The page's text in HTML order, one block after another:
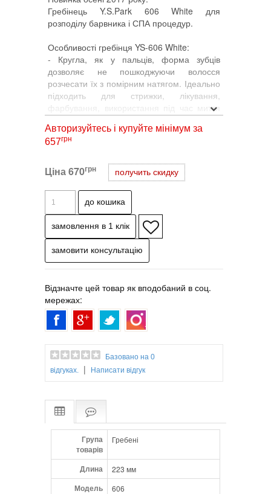
Гребінець Y.S.Park 606 White для
розподілу барвника і СПА процедур.
Особливості гребінця YS-606 White:
- Кругла, як у пальців, форма зубців
дозволяє не пошкоджуючи волосся
розчесати їх з помірним натягом. Ідеально
підходить для стрижки, лікування,
фарбування, використання під час миття
голови і для домашнього використання.
- Завдяки тому, що зубці гребінця довгі,
можна захопити великий об’єм волосся і
- Завдяки укороченому другому зубцю,
першим зубцем легко робити проділ.
- Відстань між зубцями зменшується від
ручки до верхівки, що дає рівномірний
натяг і дозволяє добре прочесати волосся
з першого разу.
- Завдяки ергономічній формі ручки,
гребінець міцно лежить в руці і не
вислизає.
Авторизуйтесь і купуйте мінімум за
657грн
Ціна670грн получить скидку
Відзначте цей товар як вподобаний в соц.
мережах:
Базовано на 0
відгуках.
| Написати відгук
Група
товарів
Гребені
Длина 223 мм
Модель 606